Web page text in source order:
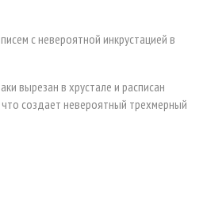
с невероятной инкрустацией в
вырезан в хрустале и расписан
создает невероятный трехмерный